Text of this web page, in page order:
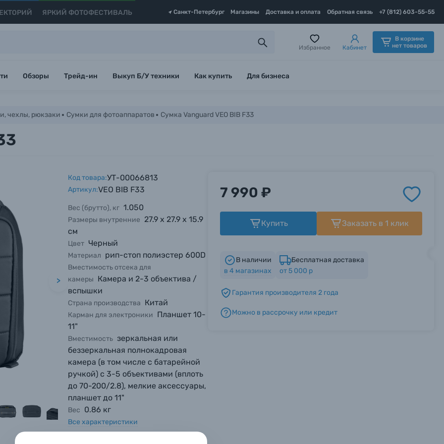
ЯРКИЙ ФОТОФЕСТИВАЛЬ Санкт-Петербург Магазины Доставка и оплата Обратная связь +7 (812) 603-55-55
вопросы?
ответить как можно скорее.
вопросы?
ответить как можно скорее.
Избранное Кабинет
В корзине
нет товаров
Обзоры Трейд-ин Выкуп Б/У техники Как купить Для бизнеса
чехлы, рюкзаки Сумки для фотоаппаратов Сумка Vanguard VEO BIB F33
>
Код товара:УТ-00066813
Артикул:VEO BIB F33
Вес (брутто), кг 1.050
Размеры внутренние 27.9 х 27.9 х 15.9
см
Цвет Черный
Материал рип-стоп полиэстер 600D
Вместимость отсека для
камеры Камера и 2-3 объектива /
вспышки
Страна производства Китай
Карман для электроники Планшет 10-
11"
Вместимость зеркальная или
беззеркальная полнокадровая
камера (в том числе с батарейной
ручкой) с 3-5 объективами (вплоть
до 70-200/2.8), мелкие аксессуары,
планшет до 11"
Вес 0.86 кг
Все характеристики
7 990 ₽
Купить Заказать в 1 клик
В наличии
в 4 магазинах
Бесплатная доставка
от 5 000 р
Гарантия производителя 2 года
Можно в рассрочку или кредит
вопросы?
ответить как можно скорее.